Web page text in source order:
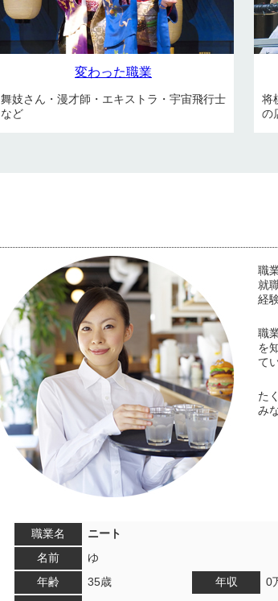
変わった職業
舞妓さん・漫才師・エキストラ・宇宙飛行士
など
将
の
職
就
経
職
を
て
た
み
職業名
ニート
名前
ゆ
年齢
35歳 年収
0